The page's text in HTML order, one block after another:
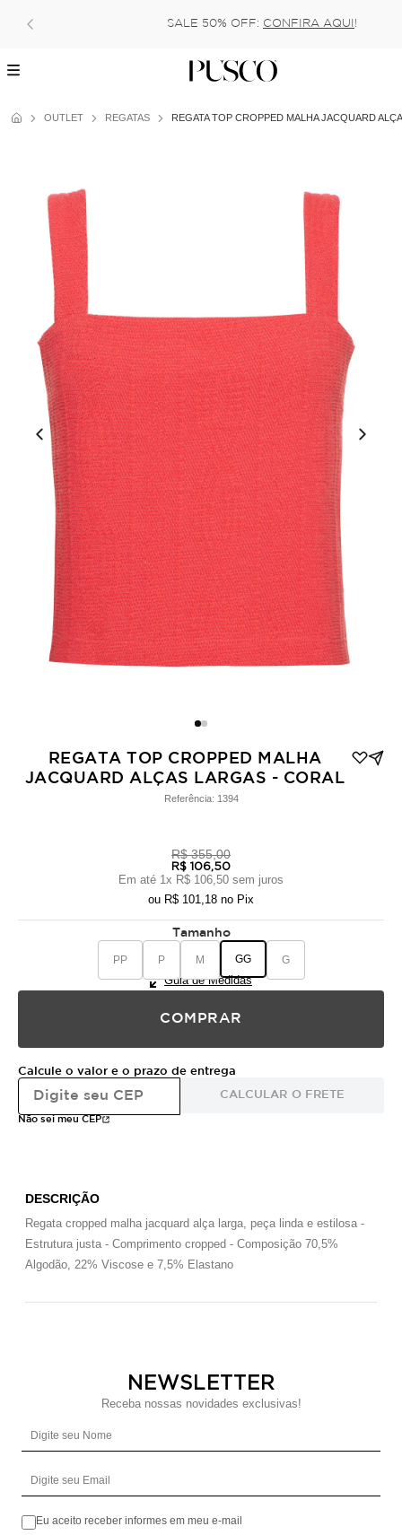
SALE 50% OFF: CONFIRA AQUI !
OUTLET REGATAS REGATA TOP CROPPED MALHA JACQUARD
REGATA TOP CROPPED MALHA
JACQUARD ALÇAS LARGAS - CORAL
Referência: 1394
R$ 355,00
R$ 106,50
Em até 1x R$ 106,50 sem juros
ou R$ 101,18 no Pix
Tamanho
PP P M GG G
Guia de Medidas
COMPRAR
Calcule o valor e o prazo de entrega
CALCULAR O FRETE
Não sei meu CEP
DESCRIÇÃO
Regata cropped malha jacquard alça larga, peça linda e estilosa -
Estrutura justa - Comprimento cropped - Composição 70,5%
Algodão, 22% Viscose e 7,5% Elastano
NEWSLETTER
Receba nossas novidades exclusivas!
Eu aceito receber informes em meu e-mail